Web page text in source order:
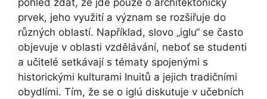
pohled zdát, že jde pouze o architektonický
prvek, jeho využití a význam se rozšiřuje do
různých oblastí. Například, slovo „iglu“ se často
objevuje v oblasti vzdělávání, neboť se studenti
a učitelé setkávají s tématy spojenými s
historickými kulturami Inuitů a jejich tradičními
obydlími. Tím, že se o iglú diskutuje v učebních